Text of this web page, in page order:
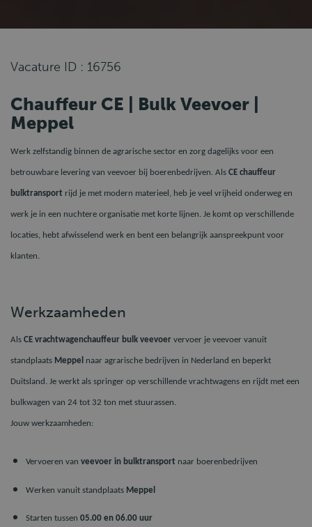
Vacature ID : 16756
Chauffeur CE | Bulk Veevoer |
Meppel
Werk zelfstandig binnen de agrarische sector en zorg dagelijks voor een
betrouwbare levering van veevoer bij boerenbedrijven. Als CE chauffeur
bulktransport rijd je met modern materieel, heb je veel vrijheid onderweg en
werk je in een nuchtere organisatie met korte lijnen. Je komt op verschillende
locaties, hebt afwisselend werk en bent een belangrijk aanspreekpunt voor
klanten.
Werkzaamheden
Als CE vrachtwagenchauffeur bulk veevoer vervoer je veevoer vanuit
standplaats Meppel naar agrarische bedrijven in Nederland en beperkt
Duitsland. Je werkt als springer op verschillende vrachtwagens en rijdt met een
bulkwagen van 24 tot 32 ton met stuurassen.
Jouw werkzaamheden:
Vervoeren van veevoer in bulktransport naar boerenbedrijven
Werken vanuit standplaats Meppel
Starten tussen 05.00 en 06.00 uur